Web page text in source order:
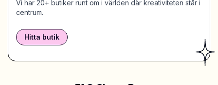
Vi har 20+ butiker runt om i världen där kreativiteten står i
centrum.
Hitta butik